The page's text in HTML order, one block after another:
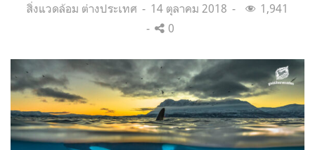
Categories:
สิ่งแวดล้อม ต่างประเทศ
Posted
on
14 ตุลาคม 2018
1,941
0